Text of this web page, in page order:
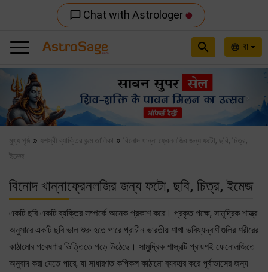
chat_bubble_outline Chat with Astrologer
language বা
search
Previous
মুখ্য পৃষ্ঠ » যশস্বী ব্যাক্তির জন্ম তালিকা » বিনোদ খান্না ফ্রেনলজির জন্য ফটো, ছবি, চিত্র,
ইমেজ
বিনোদ খান্নাফ্রেনলজির জন্য ফটো, ছবি, চিত্র, ইমেজ
একটি ছবি একটি ব্যক্তির সম্পর্কে অনেক প্রকাশ করে। প্রকৃত পক্ষে, সামুদ্রিক শাস্ত্র
অনুসারে একটি ছবি ভাল শুরু হতে পারে প্রাচীন ভারতীয় শাখা ভবিষ্যদ্বাণীগুলির শরীরের
কাঠামোর গবেষণার ভিত্তিতে গড়ে উঠেছে। সামুদ্রিক শাস্ত্রটি প্রায়শই ফেনোলজিতে
অনুবাদ করা যেতে পারে, যা সাধারণত কপিকল কাঠামো ব্যবহার করে পূর্বাভাসের জন্য